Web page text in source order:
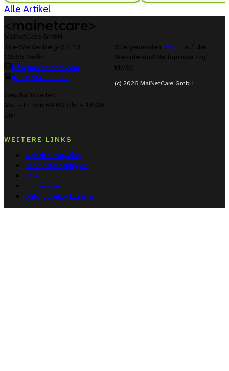
Alle Artikel
MaiNetCare GmbH
Tile-Wardenberg-Str. 13
10555 Berlin
info@mainetcare.com
(030) 966 066 79
Geschäftszeiten:
Mo. – Fr. von 09:00 Uhr – 18:00
Uhr
WEITERE LINKS
Website-Ratgeber
Der Gartenschuppen
FAQ
Impressum
Datenschutzerklärung
Alle genannten Preiseauf der
Website sind Nettopreise zzgl.
MwSt.
(c) 2026 MaiNetCare GmbH